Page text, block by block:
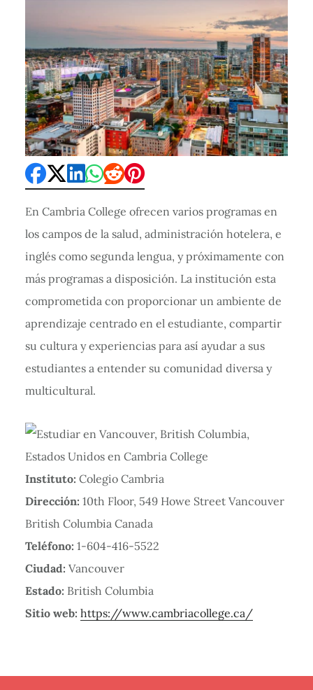
En Cambria College ofrecen varios programas en
los campos de la salud, administración hotelera, e
inglés como segunda lengua, y próximamente con
más programas a disposición. La institución esta
comprometida con proporcionar un ambiente de
aprendizaje centrado en el estudiante, compartir
su cultura y experiencias para así ayudar a sus
estudiantes a entender su comunidad diversa y
multicultural.
Instituto: Colegio Cambria
Dirección: 10th Floor, 549 Howe Street Vancouver
British Columbia Canada
Teléfono: 1-604-416-5522
Ciudad: Vancouver
Estado: British Columbia
Sitio web: https://www.cambriacollege.ca/
Barra